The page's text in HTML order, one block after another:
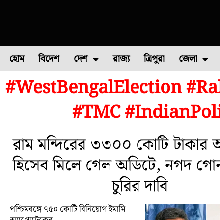
হোম বিদেশ দেশ
ফুল চাষ ফল চাষ মাছ চাষ পোল্ট্রি
রাজ্য ত্রিপুরা জেলা
উত্তর ২৪
#WestBengalElection
#TMC
রাম মন্দিরের ৩৩০০ কোটি টাকার
হিসেব মিলে গেল অডিটে, নগদ
চুরির দাবি
পশ্চিমবঙ্গে ৭৫০ কোটি বিনিয়োগ ইমামি